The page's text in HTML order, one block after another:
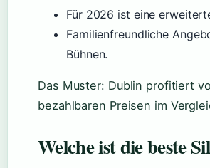
Für 2026 ist eine
Familienfreundliche
Bühnen.
Das Muster: Dublin profitiert
bezahlbaren Preisen im
Welche ist die beste